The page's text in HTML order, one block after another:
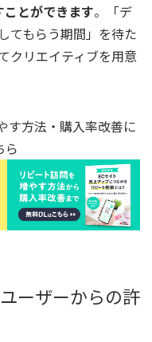
ことができます。「デ
てもらう期間」を待た
クリエイティブを用意
す方法・購入率改善に
ら
ーザーからの許